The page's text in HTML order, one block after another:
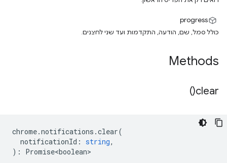
‫progress
כולל סמל, שם, הודעה, התקדמות ועד שני לחצנים.
Methods
clear(
)
chrome.notifications .clear(
notificationId : string,
) : Promise<boolean>